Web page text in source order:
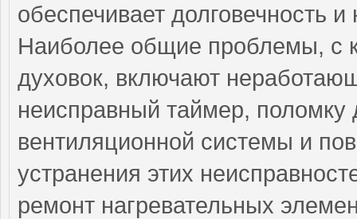
обеспечивает долговечность
Наиболее общие проблемы, с
духовок, включают
неисправный таймер,
вентиляционной системы и
устранения этих
ремонт нагревательных